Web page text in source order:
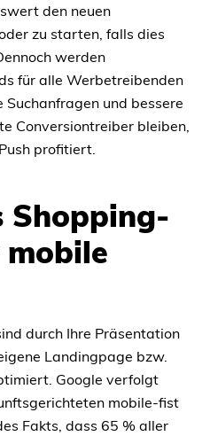
den neuen
zu starten, falls dies
werden
für alle Werbetreibenden
und bessere
Conversiontreiber bleiben,
profitiert.
Shopping-
durch Ihre Präsentation
Landingpage bzw.
Google verfolgt
mobile-fist
Fakts, dass 65 % aller